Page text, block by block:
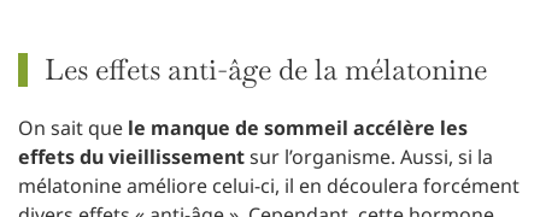
Les effets anti-âge de la mélatonine
On sait que le manque de sommeil accélère les
effets du vieillissementsur l’organisme. Aussi, si la
mélatonine améliore celui-ci, il en découlera forcément